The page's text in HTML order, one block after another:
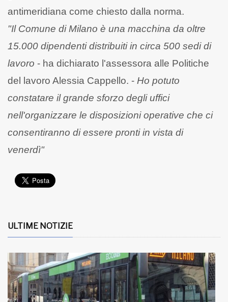
antimeridiana come chiesto dalla norma.
"Il Comune di Milano è una macchina da oltre
15.000 dipendenti distribuiti in circa 500 sedi di
lavoro - ha dichiarato l'assessora alle Politiche
del lavoro Alessia Cappello. - Ho potuto
constatare il grande sforzo degli uffici
nell'organizzare le disposizioni operative che ci
consentiranno di essere pronti in vista di
venerdì"
ULTIME NOTIZIE